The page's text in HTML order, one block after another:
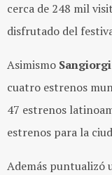
cerca de 248 mil
disfrutado del
Asimismo Sangiorgi
cuatro estrenos
47 estrenos
estrenos para la
Además puntualizó